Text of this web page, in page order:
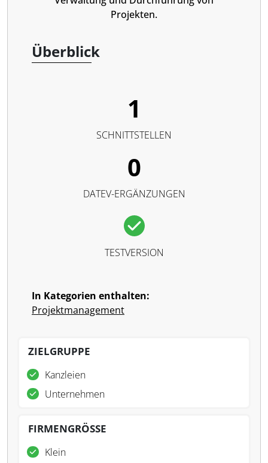
Projekten.
Überblick
1
SCHNITTSTELLEN
0
DATEV-ERGÄNZUNGEN
TESTVERSION
In Kategorien enthalten:
Projektmanagement
ZIELGRUPPE
Kanzleien
Unternehmen
FIRMENGRÖSSE
Klein